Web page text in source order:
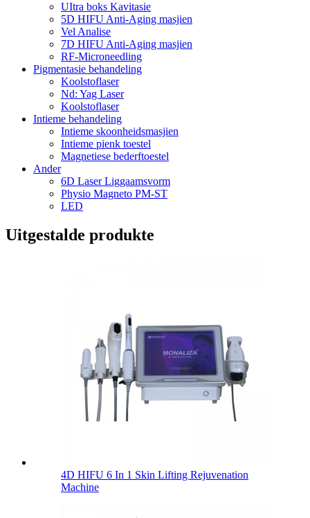
UItra boks Kavitasie
5D HIFU Anti-Aging masjien
Vel Analise
7D HIFU Anti-Aging masjien
RF-Microneedling
Pigmentasie behandeling
Koolstoflaser
Nd: Yag Laser
Koolstoflaser
Intieme behandeling
Intieme skoonheidsmasjien
Intieme pienk toestel
Magnetiese bederftoestel
Ander
6D Laser Liggaamsvorm
Physio Magneto PM-ST
LED
Uitgestalde produkte
4D HIFU 6 In 1 Skin Lifting Rejuvenation
Machine